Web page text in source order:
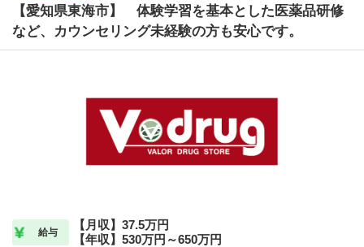
【愛知県東海市】 体験学習を基本とした医薬品研修
など、カウンセリング未経験の方も安心です。
給与
【月収】37.5万円
【年収】530万円～650万円